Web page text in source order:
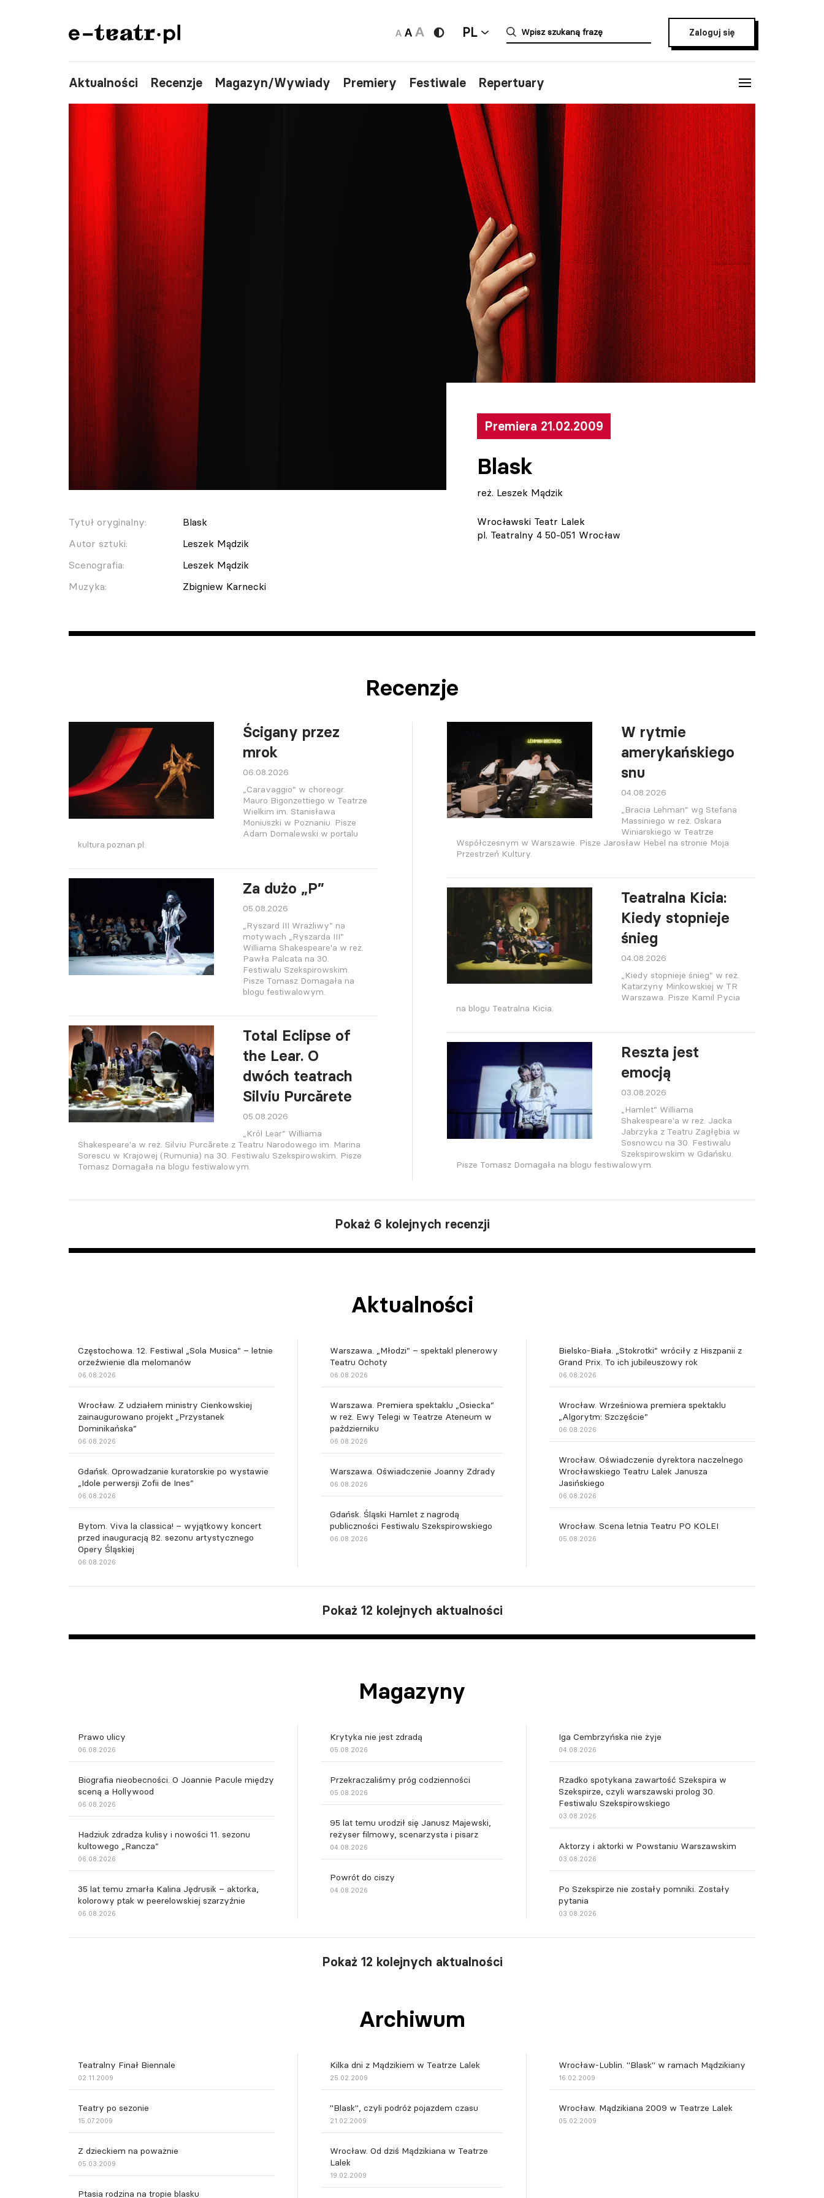
PL Zaloguj się
Aktualności Recenzje Magazyn/Wywiady Premiery Festiwale Repertuary
Premiera 21.02.2009
Blask
reż. Leszek Mądzik
Tytuł oryginalny:
Blask
Autor sztuki:
Leszek Mądzik
Scenografia:
Leszek Mądzik
Muzyka:
Zbigniew Karnecki
Wrocławski Teatr Lalek
pl. Teatralny 4 50-051 Wrocław
Recenzje
Ścigany przez
mrok
06.08.2026
„Caravaggio” w choreogr.
Mauro Bigonzettiego w Teatrze
Wielkim im. Stanisława
Moniuszki w Poznaniu. Pisze
Adam Domalewski w portalu
kultura.poznan.pl.
Za dużo „P”
05.08.2026
„Ryszard III Wrażliwy” na
motywach „Ryszarda III”
Williama Shakespeare'a w reż.
Pawła Palcata na 30.
Festiwalu Szekspirowskim.
Pisze Tomasz Domagała na
blogu festiwalowym.
Total Eclipse of
the Lear. O
dwóch teatrach
Silviu Purcărete
05.08.2026
„Król Lear” Williama
Shakespeare'a w reż. Silviu Purcărete z Teatru Narodowego im. Marina
Sorescu w Krajowej (Rumunia) na 30. Festiwalu Szekspirowskim. Pisze
Tomasz Domagała na blogu festiwalowym.
W rytmie
amerykańskiego
snu
04.08.2026
„Bracia Lehman” wg Stefana
Massiniego w reż. Oskara
Winiarskiego w Teatrze
Współczesnym w Warszawie. Pisze Jarosław Hebel na stronie Moja
Przestrzeń Kultury.
Teatralna Kicia:
Kiedy stopnieje
śnieg
04.08.2026
„Kiedy stopnieje śnieg” w reż.
Katarzyny Minkowskiej w TR
Warszawa. Pisze Kamil Pycia
na blogu Teatralna Kicia.
Reszta jest
emocją
03.08.2026
„Hamlet” Williama
Shakespeare'a w reż. Jacka
Jabrzyka z Teatru Zagłębia w
Sosnowcu na 30. Festiwalu
Szekspirowskim w Gdańsku.
Pisze Tomasz Domagała na blogu festiwalowym.
Pokaż 6 kolejnych recenzji
Aktualności
Częstochowa. 12. Festiwal „Sola Musica” – letnie
orzeźwienie dla melomanów
06.08.2026
Wrocław. Z udziałem ministry Cienkowskiej
zainaugurowano projekt „Przystanek
Dominikańska”
06.08.2026
Gdańsk. Oprowadzanie kuratorskie po wystawie
„Idole perwersji Zofii de Ines”
06.08.2026
Bytom. Viva la classica! – wyjątkowy koncert
przed inauguracją 82. sezonu artystycznego
Opery Śląskiej
06.08.2026
Warszawa. „Młodzi” – spektakl plenerowy
Teatru Ochoty
06.08.2026
Warszawa. Premiera spektaklu „Osiecka”
w reż. Ewy Telegi w Teatrze Ateneum w
październiku
06.08.2026
Warszawa. Oświadczenie Joanny Zdrady
06.08.2026
Gdańsk. Śląski Hamlet z nagrodą
publiczności Festiwalu Szekspirowskiego
06.08.2026
Bielsko-Biała. „Stokrotki” wróciły z Hiszpanii z
Grand Prix. To ich jubileuszowy rok
06.08.2026
Wrocław. Wrześniowa premiera spektaklu
„Algorytm: Szczęście”
06.08.2026
Wrocław. Oświadczenie dyrektora naczelnego
Wrocławskiego Teatru Lalek Janusza
Jasińskiego
06.08.2026
Wrocław. Scena letnia Teatru PO KOLEI
05.08.2026
Pokaż 12 kolejnych aktualności
Magazyny
Prawo ulicy
06.08.2026
Biografia nieobecności. O Joannie Pacule między
sceną a Hollywood
06.08.2026
Hadziuk zdradza kulisy i nowości 11. sezonu
kultowego „Rancza”
06.08.2026
35 lat temu zmarła Kalina Jędrusik – aktorka,
kolorowy ptak w peerelowskiej szarzyźnie
06.08.2026
Krytyka nie jest zdradą
05.08.2026
Przekraczaliśmy próg codzienności
05.08.2026
95 lat temu urodził się Janusz Majewski,
reżyser filmowy, scenarzysta i pisarz
04.08.2026
Powrót do ciszy
04.08.2026
Iga Cembrzyńska nie żyje
04.08.2026
Rzadko spotykana zawartość Szekspira w
Szekspirze, czyli warszawski prolog 30.
Festiwalu Szekspirowskiego
03.08.2026
Aktorzy i aktorki w Powstaniu Warszawskim
03.08.2026
Po Szekspirze nie zostały pomniki. Zostały
pytania
03.08.2026
Pokaż 12 kolejnych aktualności
Archiwum
Teatralny Finał Biennale
02.11.2009
Teatry po sezonie
15.07.2009
Z dzieckiem na poważnie
05.03.2009
Ptasia rodzina na tropie blasku
Kilka dni z Mądzikiem w Teatrze Lalek
25.02.2009
"Blask", czyli podróż pojazdem czasu
21.02.2009
Wrocław. Od dziś Mądzikiana w Teatrze
Lalek
19.02.2009
Wrocław-Lublin. "Blask" w ramach Mądzikiany
16.02.2009
Wrocław. Mądzikiana 2009 w Teatrze Lalek
05.02.2009